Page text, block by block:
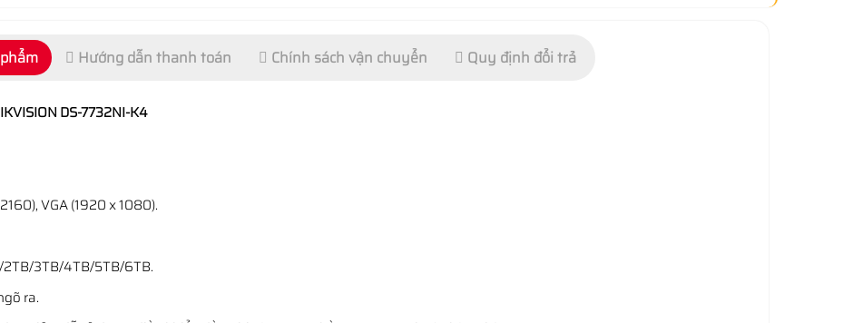
Hướng dẫn thanh toán Chính sách vận chuyển Quy định đổi trả
DS-7732NI-K4
VGA (1920 x 1080).
3TB/4TB/5TB/6TB.
ra.